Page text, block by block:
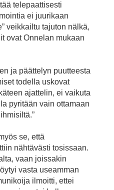
telepaattisesti
ei juurikaan
veikkailtu tajuton nälkä,
ovat Onnelan mukaan
ja päättelyn puutteesta
todella uskovat
ajattelin, ei vaikuta
pyritään vain ottamaan
se, että
nähtävästi tosissaan.
vaan joissakin
vasta useamman
ilmoitti, ettei